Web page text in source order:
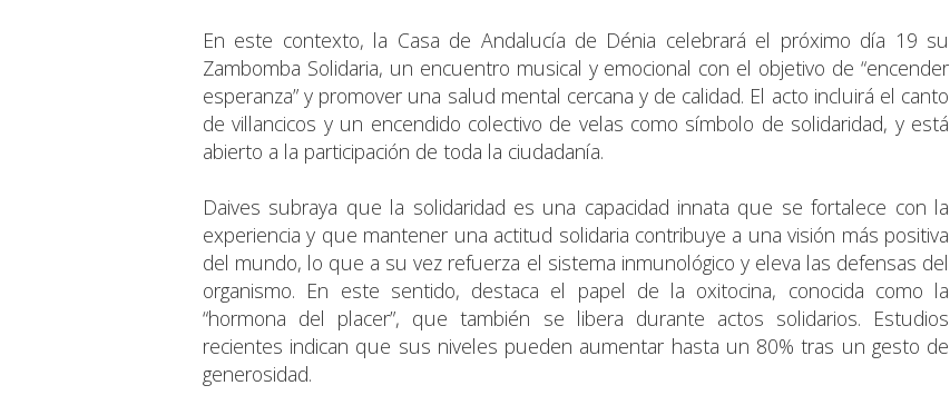
En este contexto, la Casa de Andalucía de Dénia celebrará el próximo día 19 su
Zambomba Solidaria, un encuentro musical y emocional con el objetivo de “encender
esperanza” y promover una salud mental cercana y de calidad. El acto incluirá el canto
de villancicos y un encendido colectivo de velas como símbolo de solidaridad, y está
abierto a la participación de toda la ciudadanía.
Daives subraya que la solidaridad es una capacidad innata que se fortalece con la
experiencia y que mantener una actitud solidaria contribuye a una visión más positiva
del mundo, lo que a su vez refuerza el sistema inmunológico y eleva las defensas del
organismo. En este sentido, destaca el papel de la oxitocina, conocida como la
“hormona del placer”, que también se libera durante actos solidarios. Estudios
recientes indican que sus niveles pueden aumentar hasta un 80% tras un gesto de
generosidad.